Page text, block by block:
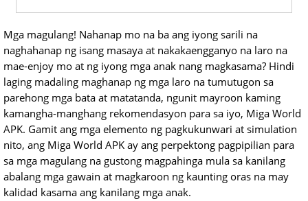
Mga magulang! Nahanap mo na ba ang iyong sarili na
naghahanap ng isang masaya at nakakaengganyo na laro na
mae-enjoy mo at ng iyong mga anak nang magkasama? Hindi
laging madaling maghanap ng mga laro na tumutugon sa
parehong mga bata at matatanda, ngunit mayroon kaming
kamangha-manghang rekomendasyon para sa iyo, Miga World
APK. Gamit ang mga elemento ng pagkukunwari at simulation
nito, ang Miga World APK ay ang perpektong pagpipilian para
sa mga magulang na gustong magpahinga mula sa kanilang
abalang mga gawain at magkaroon ng kaunting oras na may
kalidad kasama ang kanilang mga anak.